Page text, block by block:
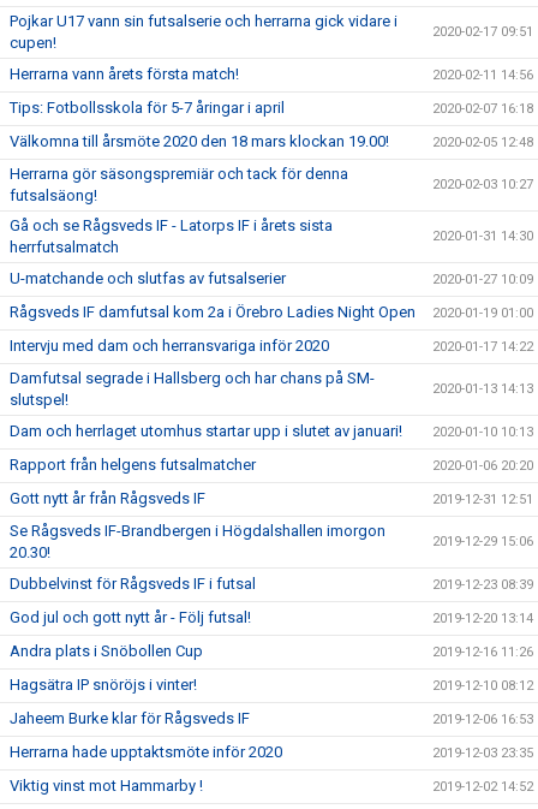
Pojkar U17 vann sin futsalserie och herrarna gick vidare i
cupen!
2020-02-17 09:51
Herrarna vann årets första match! 2020-02-11 14:56
Tips: Fotbollsskola för 5-7 åringar i april 2020-02-07 16:18
Välkomna till årsmöte 2020 den 18 mars klockan 19.00! 2020-02-05 12:48
Herrarna gör säsongspremiär och tack för denna
futsalsäong!
2020-02-03 10:27
Gå och se Rågsveds IF - Latorps IF i årets sista
herrfutsalmatch
2020-01-31 14:30
U-matchande och slutfas av futsalserier 2020-01-27 10:09
Rågsveds IF damfutsal kom 2a i Örebro Ladies Night Open 2020-01-19 01:00
Intervju med dam och herransvariga inför 2020 2020-01-17 14:22
Damfutsal segrade i Hallsberg och har chans på SM-
slutspel!
2020-01-13 14:13
Dam och herrlaget utomhus startar upp i slutet av januari! 2020-01-10 10:13
Rapport från helgens futsalmatcher 2020-01-06 20:20
Gott nytt år från Rågsveds IF 2019-12-31 12:51
Se Rågsveds IF-Brandbergen i Högdalshallen imorgon
20.30!
2019-12-29 15:06
Dubbelvinst för Rågsveds IF i futsal 2019-12-23 08:39
God jul och gott nytt år - Följ futsal! 2019-12-20 13:14
Andra plats i Snöbollen Cup 2019-12-16 11:26
Hagsätra IP snöröjs i vinter! 2019-12-10 08:12
Jaheem Burke klar för Rågsveds IF 2019-12-06 16:53
Herrarna hade upptaktsmöte inför 2020 2019-12-03 23:35
Viktig vinst mot Hammarby ! 2019-12-02 14:52